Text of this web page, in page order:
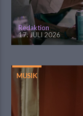
Redaktion
17. JULI 2026
MUSIK